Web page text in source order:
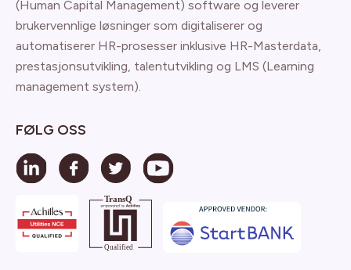
(Human Capital Management) software og leverer
brukervennlige løsninger som digitaliserer og
automatiserer HR-prosesser inklusive HR-Masterdata,
prestasjonsutvikling, talentutvikling og LMS (Learning
management system).
FØLG OSS